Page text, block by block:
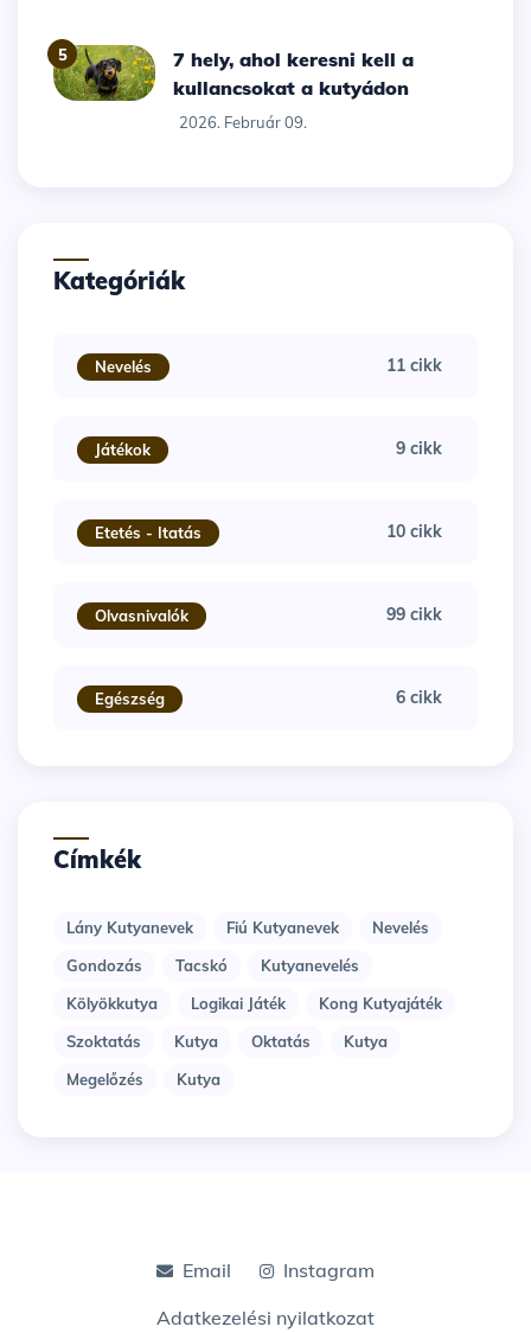
5
7 hely, ahol keresni kell a
kullancsokat a kutyádon
2026. Február 09.
Kategóriák
Nevelés 11 cikk
Játékok 9 cikk
Etetés - Itatás 10 cikk
Olvasnivalók 99 cikk
Egészség 6 cikk
Címkék
Lány Kutyanevek Fiú Kutyanevek
Nevelés
Gondozás
Tacskó
Kutyanevelés
Kölyökkutya
Logikai Játék
Kong Kutyajáték
Szoktatás
Kutya Oktatás
Kutya
Megelőzés
Kutya
Email
Instagram
Adatkezelési nyilatkozat